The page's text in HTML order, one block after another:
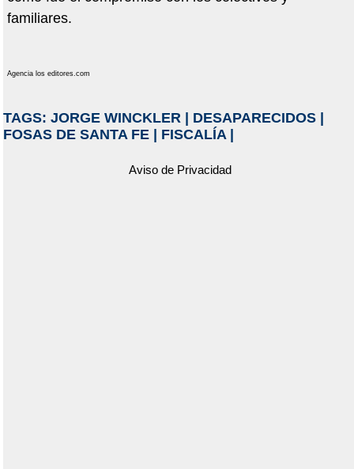
familiares.
Agencia los editores.com
TAGS: JORGE WINCKLER| DESAPARECIDOS|
FOSAS DE SANTA FE| FISCALÍA|
Aviso de Privacidad